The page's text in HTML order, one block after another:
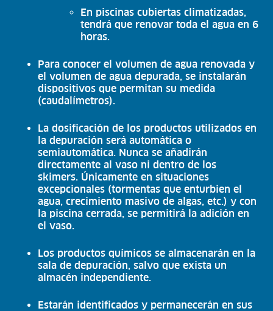
En piscinas cubiertas climatizadas,
tendrá que renovar toda el agua en 6
horas.
Para conocer el volumen de agua renovada y
el volumen de agua depurada, se instalarán
dispositivos que permitan su medida
(caudalímetros).
La dosificación de los productos utilizados en
la depuración será automática o
semiautomática. Nunca se añadirán
directamente al vaso ni dentro de los
skimers. Únicamente en situaciones
excepcionales (tormentas que enturbien el
agua, crecimiento masivo de algas, etc.) y con
la piscina cerrada, se permitirá la adición en
el vaso.
Los productos químicos se almacenarán en la
sala de depuración, salvo que exista un
almacén independiente.
Estarán identificados y permanecerán en sus